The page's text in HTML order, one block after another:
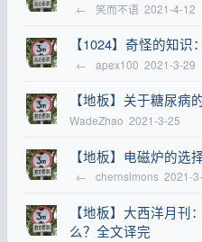
← 笑而不语 2021-4-12
【1024】奇怪的知
← apex100 2021-3-29
【地板】关于糖尿病
WadeZhao 2021-3-25
【地板】电磁炉的选
← chernsimons 2021-
【地板】大西洋月刊
么？全文译完